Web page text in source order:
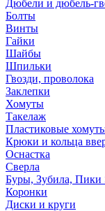
Дюбели и дюбель-
Болты
Винты
Гайки
Шайбы
Шпильки
Гвозди, проволока
Заклепки
Хомуты
Такелаж
Пластиковые
Крюки и кольца
Оснастка
Сверла
Буры, Зубила, Пики
Коронки
Диски и круги